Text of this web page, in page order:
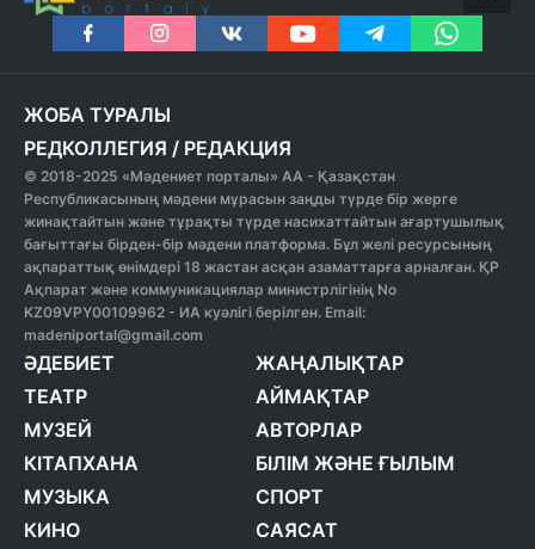
ЖОБА ТУРАЛЫ
РЕДКОЛЛЕГИЯ / РЕДАКЦИЯ
© 2018-2025 «Мәдениет порталы» АА - Қазақстан
Республикасының мәдени мұрасын заңды түрде бір жерге
жинақтайтын және тұрақты түрде насихаттайтын ағартушылық
бағыттағы бірден-бір мәдени платформа. Бұл желі ресурсының
ақпараттық өнімдері 18 жастан асқан азаматтарға арналған. ҚР
Ақпарат және коммуникациялар министрлігінің No
KZ09VPY00109962 - ИА куәлігі берілген. Email:
madeniportal@gmail.com
ӘДЕБИЕТ
ТЕАТР
МУЗЕЙ
КІТАПХАНА
МУЗЫКА
КИНО
ЖАҢАЛЫҚТАР
АЙМАҚТАР
АВТОРЛАР
БІЛІМ ЖӘНЕ ҒЫЛЫМ
СПОРТ
САЯСАТ